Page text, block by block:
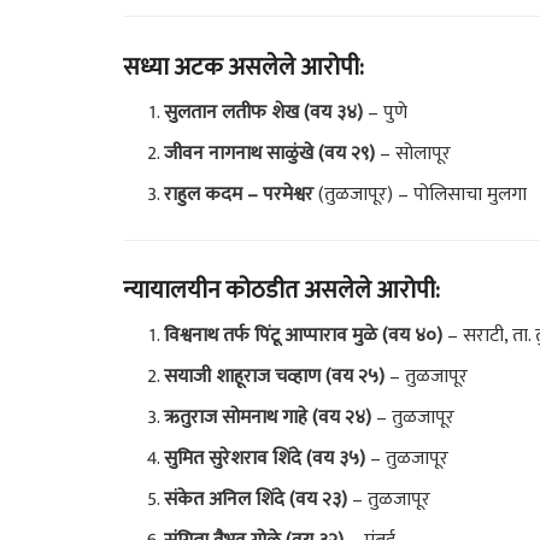
सध्या अटक असलेले आरोपी:
सुलतान लतीफ शेख (वय ३४)– पुणे
जीवन नागनाथ साळुंखे (वय २९)– सोलापूर
राहुल कदम – परमेश्वर(तुळजापूर) – पोलिसाचा मुलगा
न्यायालयीन कोठडीत असलेले आरोपी:
विश्वनाथ तर्फ पिंटू आप्पाराव मुळे (वय ४०)– सराटी,
सयाजी शाहूराज चव्हाण (वय २५)– तुळजापूर
ऋतुराज सोमनाथ गाहे (वय २४)– तुळजापूर
सुमित सुरेशराव शिंदे (वय ३५)– तुळजापूर
संकेत अनिल शिंदे (वय २३)– तुळजापूर